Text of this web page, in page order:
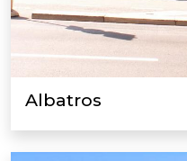
Albatros